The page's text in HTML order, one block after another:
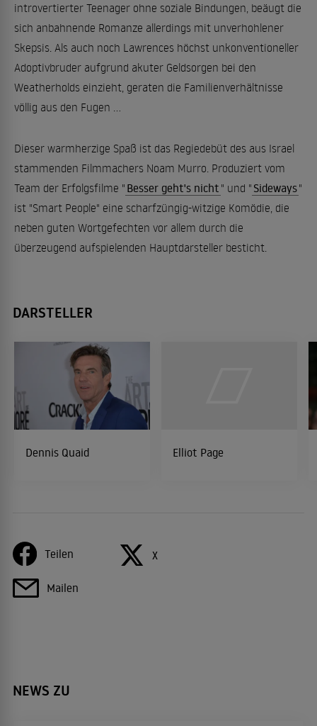
introvertierter Teenager ohne soziale Bindungen, beäugt die
sich anbahnende Romanze allerdings mit unverhohlener
Skepsis. Als auch noch Lawrences höchst unkonventioneller
Adoptivbruder aufgrund akuter Geldsorgen bei den
Weatherholds einzieht, geraten die Familienverhältnisse
völlig aus den Fugen ...
Dieser warmherzige Spaß ist das Regiedebüt des aus Israel
stammenden Filmmachers Noam Murro. Produziert vom
Team der Erfolgsfilme " Besser geht's nicht " und " Sideways"
ist "Smart People" eine scharfzüngig-witzige Komödie, die
neben guten Wortgefechten vor allem durch die
überzeugend aufspielenden Hauptdarsteller besticht.
DARSTELLER
Dennis Quaid Elliot Page
Teilen X
Mailen
NEWS ZU